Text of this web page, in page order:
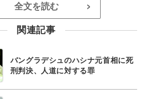
全文を読む >
関連記事
バングラデシュのハシナ元首相に死
刑判決、人道に対する罪